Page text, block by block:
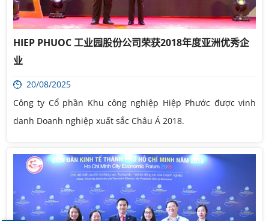
HIEP PHUOC 工业园股份公司荣获2018年度亚洲优秀企
业
20/08/2025
Công ty Cổ phần Khu công nghiệp Hiệp Phước được vinh
danh Doanh nghiệp xuất sắc Châu Á 2018.